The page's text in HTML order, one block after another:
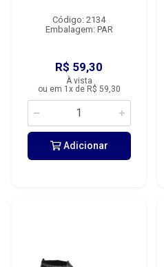
Código: 2134
Embalagem: PAR
R$ 59,30
À vista
ou em 1x de R$ 59,30
Adicionar